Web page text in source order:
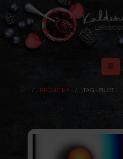
RECEPTEK TAG - PILOT